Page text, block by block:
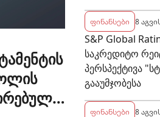
ფინანსები 8
S&P Global
საკრედიტო
პერსპექტივა
გააუმჯობესა
ფინანსები 8